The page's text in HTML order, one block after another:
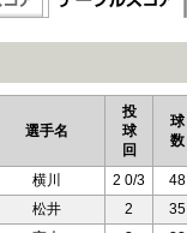
選手名
投
球
回
球
数
横川 2 0/3
48
松井
2
35